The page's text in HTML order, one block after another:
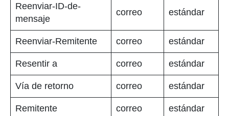
Reenviar-ID-de-
mensaje
correo estándar
Reenviar-Remitente correo estándar
Resentir a correo estándar
Vía de retorno correo estándar
Remitente correo estándar